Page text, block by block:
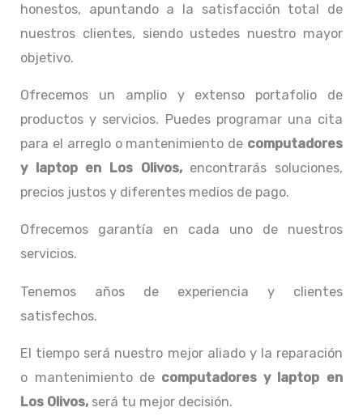
honestos, apuntando a la satisfacción total de
nuestros clientes, siendo ustedes nuestro mayor
objetivo.
Ofrecemos un amplio y extenso portafolio de
productos y servicios. Puedes programar una cita
para el arreglo o mantenimiento de computadores
y laptop en Los Olivos, encontrarás soluciones,
precios justos y diferentes medios de pago.
Ofrecemos garantía en cada uno de nuestros
servicios.
Tenemos años de experiencia y clientes
satisfechos.
El tiempo será nuestro mejor aliado y la reparación
o mantenimiento de computadores y laptop en
Los Olivos, será tu mejor decisión.